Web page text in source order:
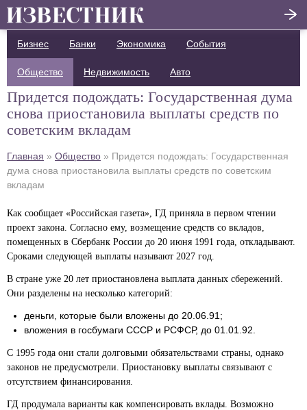
Бизнес Банки Экономика События
Общество Недвижимость Авто
Придется подождать: Государственная дума
снова приостановила выплаты средств по
советским вкладам
Главная » Общество » Придется подождать: Государственная
дума снова приостановила выплаты средств по советским
вкладам
Как сообщает «Российская газета», ГД приняла в первом чтении
проект закона. Согласно ему, возмещение средств со вкладов,
помещенных в Сбербанк России до 20 июня 1991 года, откладывают.
Сроками следующей выплаты называют 2027 год.
В стране уже 20 лет приостановлена выплата данных сбережений.
Они разделены на несколько категорий:
деньги, которые были вложены до 20.06.91;
вложения в госбумаги СССР и РСФСР, до 01.01.92.
С 1995 года они стали долговыми обязательствами страны, однако
законов не предусмотрели. Приостановку выплаты связывают с
отсутствием финансирования.
ГД продумала варианты как компенсировать вклады. Возможно
Написать отзыв
Главная
Актуальные новости
Поделиться